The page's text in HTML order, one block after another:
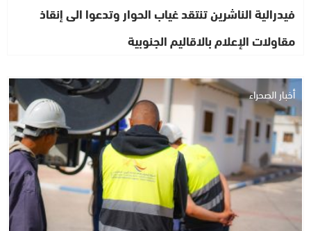
فيدرالية الناشرين تنتقد غياب الحوار وتدعوا الى إنقاذ
مقاولات الإعلام بالاقاليم الجنوبية
أخبار الصحراء